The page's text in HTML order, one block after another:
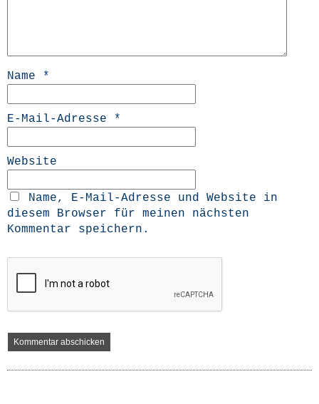
Name *
E-Mail-Adresse *
Website
Name, E-Mail-Adresse und Website in
diesem Browser für meinen nächsten
Kommentar speichern.